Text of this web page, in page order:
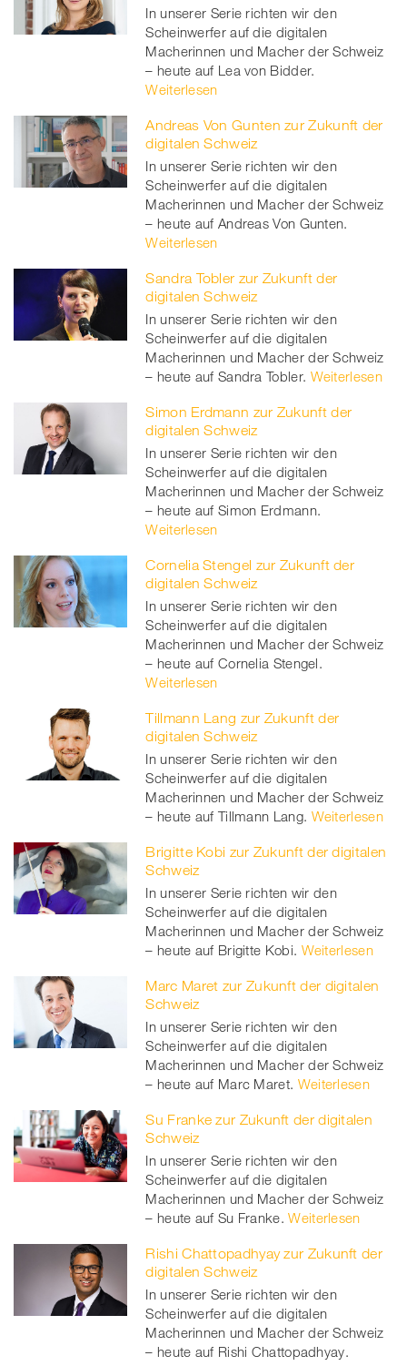
In unserer Serie richten wir den
Scheinwerfer auf die digitalen
Macherinnen und Macher der Schweiz
– heute auf Lea von Bidder.
Weiterlesen
Andreas Von Gunten zur Zukunft der
digitalen Schweiz
In unserer Serie richten wir den
Scheinwerfer auf die digitalen
Macherinnen und Macher der Schweiz
– heute auf Andreas Von Gunten.
Weiterlesen
Sandra Tobler zur Zukunft der
digitalen Schweiz
In unserer Serie richten wir den
Scheinwerfer auf die digitalen
Macherinnen und Macher der Schweiz
– heute auf Sandra Tobler. Weiterlesen
Simon Erdmann zur Zukunft der
digitalen Schweiz
In unserer Serie richten wir den
Scheinwerfer auf die digitalen
Macherinnen und Macher der Schweiz
– heute auf Simon Erdmann.
Weiterlesen
Cornelia Stengel zur Zukunft der
digitalen Schweiz
In unserer Serie richten wir den
Scheinwerfer auf die digitalen
Macherinnen und Macher der Schweiz
– heute auf Cornelia Stengel.
Weiterlesen
Tillmann Lang zur Zukunft der
digitalen Schweiz
In unserer Serie richten wir den
Scheinwerfer auf die digitalen
Macherinnen und Macher der Schweiz
– heute auf Tillmann Lang. Weiterlesen
Brigitte Kobi zur Zukunft der digitalen
Schweiz
In unserer Serie richten wir den
Scheinwerfer auf die digitalen
Macherinnen und Macher der Schweiz
– heute auf Brigitte Kobi. Weiterlesen
Marc Maret zur Zukunft der digitalen
Schweiz
In unserer Serie richten wir den
Scheinwerfer auf die digitalen
Macherinnen und Macher der Schweiz
– heute auf Marc Maret. Weiterlesen
Su Franke zur Zukunft der digitalen
Schweiz
In unserer Serie richten wir den
Scheinwerfer auf die digitalen
Macherinnen und Macher der Schweiz
– heute auf Su Franke. Weiterlesen
Rishi Chattopadhyay zur Zukunft der
digitalen Schweiz
In unserer Serie richten wir den
Scheinwerfer auf die digitalen
Macherinnen und Macher der Schweiz
– heute auf Rishi Chattopadhyay.